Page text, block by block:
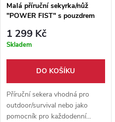
Malá příruční sekyrka/nůž
"POWER FIST" s pouzdrem
1 299 Kč
Skladem
DO KOŠÍKU
Příruční sekera vhodná pro
outdoor/survival nebo jako
pomocník pro každodenní